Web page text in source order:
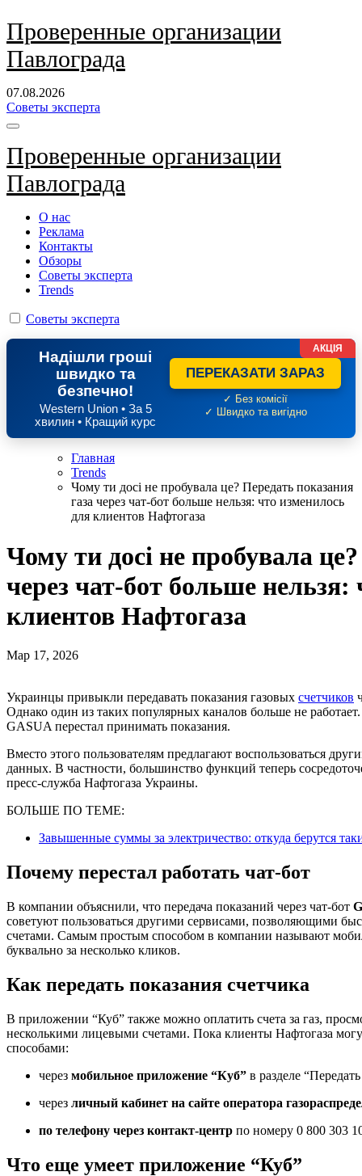
Перейти
к
содержанию
Проверенные организации
Павлограда
07.08.2026
Советы эксперта
Проверенные организации
Павлограда
О нас
Реклама
Контакты
Обзоры
Советы эксперта
Trends
Советы эксперта
Надішли гроші
швидко та
безпечно!
Western Union • За 5
хвилин • Кращий курс
ПЕРЕКАЗАТИ ЗАРАЗ
✓ Без комісії
✓ Швидко та вигідно
АКЦІЯ
Главная
Trends
Чому ти досі не пробувала це? Передать показания
газа через чат-бот больше нельзя: что изменилось
для клиентов Нафтогаза
Чому ти досі не пробувала
через чат-бот больше нельзя:
клиентов Нафтогаза
Мар 17, 2026
Украинцы привыкли передавать показания газовых счетчиков
Однако один из таких популярных каналов больше не
GASUA перестал принимать показания.
Вместо этого пользователям предлагают воспользоваться
данных. В частности, большинство функций теперь
пресс-служба Нафтогаза Украины.
БОЛЬШЕ ПО ТЕМЕ:
Завышенные суммы за электричество: откуда берутся
Почему перестал работать чат-бот
В компании объяснили, что передача показаний через чат-бот
советуют пользоваться другими сервисами, позволяющими
счетами. Самым простым способом в компании называют
буквально за несколько кликов.
Как передать показания счетчика
В приложении “Куб” также можно оплатить счета за газ,
несколькими лицевыми счетами. Пока клиенты Нафтогаза
способами:
через мобильное приложение “Куб” в разделе
через личный кабинет на сайте оператора
по телефону через контакт-центр по номеру 0 800 303
Что еще умеет приложение “Куб”